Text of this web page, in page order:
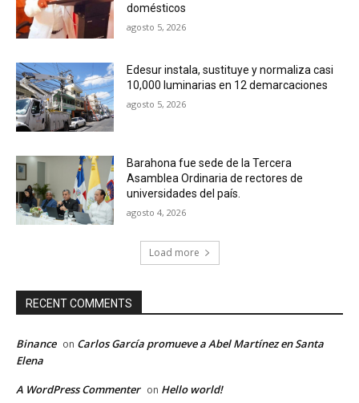
domésticos
agosto 5, 2026
Edesur instala, sustituye y normaliza casi
10,000 luminarias en 12 demarcaciones
agosto 5, 2026
Barahona fue sede de la Tercera
Asamblea Ordinaria de rectores de
universidades del país.
agosto 4, 2026
Load more
RECENT COMMENTS
Binance on Carlos García promueve a Abel Martínez en Santa
Elena
A WordPress Commenter on Hello world!